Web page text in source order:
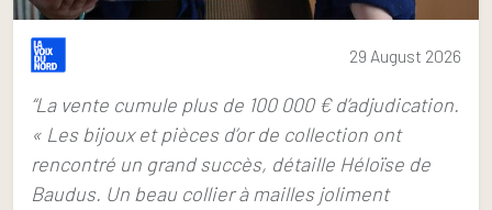
29 August 2026
“La vente cumule plus de 100 000 € d’adjudication.
« Les bijoux et pièces d’or de collection ont
rencontré un grand succès, détaille Héloïse de
Baudus. Un beau collier à mailles joliment